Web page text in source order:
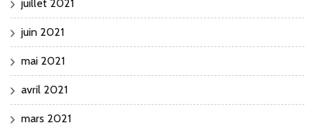
juillet 2021
juin 2021
mai 2021
avril 2021
mars 2021